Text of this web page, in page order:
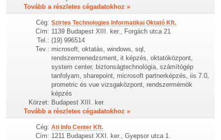
Tovább a részletes cégadatokhoz »
Cég: Szirtes Technologies Informatikai Oktató Kft.
Cím: 1139 Budapest XIII. ker., Forgách utca 21
Tel.: (19) 996514
Tev.: microsoft, oktatás, windows, sql,
rendszermenedzsment, it képzés, oktatóközpont,
system center, biztonságtechnológia, számítógép
tanfolyam, sharepoint, microsoft partnerképzés, iis 7.0,
prometric és vue vizsgaközpont, rendszermérnök
képzés
Körzet: Budapest XIII. ker.
Tovább a részletes cégadatokhoz »
Cég: Ati Info Center Kft.
Cím: 1211 Budapest XXI. ker., Gyepsor utca 1.